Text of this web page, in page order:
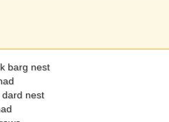
barg nest
nest